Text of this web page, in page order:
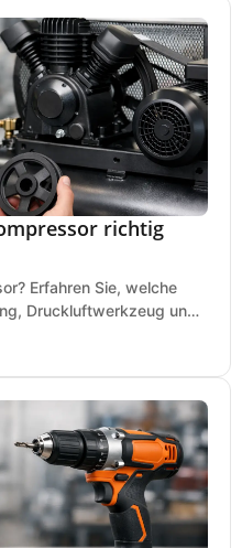
richtig
Erfahren Sie, welche
Druckluftwerkzeug und